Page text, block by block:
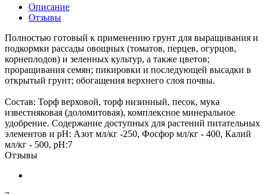
Описание
Отзывы
Полностью готовый к применению грунт для выращивания и
подкормки рассады овощных (томатов, перцев, огурцов,
корнеплодов) и зеленных культур, а также цветов;
проращивания семян; пикировки и последующей высадки в
открытый грунт; обогащения верхнего слоя почвы.
Состав: Торф верховой, торф низинный, песок, мука
известняковая (доломитовая), комплексное минеральное
удобрение. Содержание доступных для растений питательных
элементов и pH: Азот мл/кг -250, Фосфор мл/кг - 400, Калий
мл/кг - 500, pH:7
Отзывы